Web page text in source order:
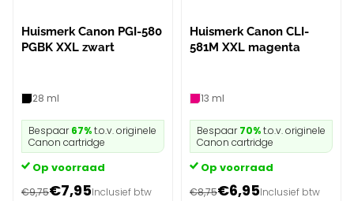
Huismerk Canon PGI-580
PGBK XXL zwart
28 ml
Bespaar67%t.o.v. originele
Canon cartridge
Op voorraad
€9,75€7,95Inclusief btw
Huismerk Canon CLI-
581M XXL magenta
13 ml
Bespaar70%t.o.v. originele
Canon cartridge
Op voorraad
€8,75€6,95Inclusief btw